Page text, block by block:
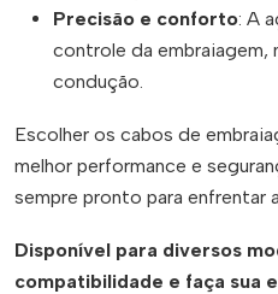
Precisão e conforto: A
controle da embraiagem,
condução.
Escolher os cabos de
melhor performance e
sempre pronto para enfrentar
Disponível para diversos
compatibilidade e faça sua